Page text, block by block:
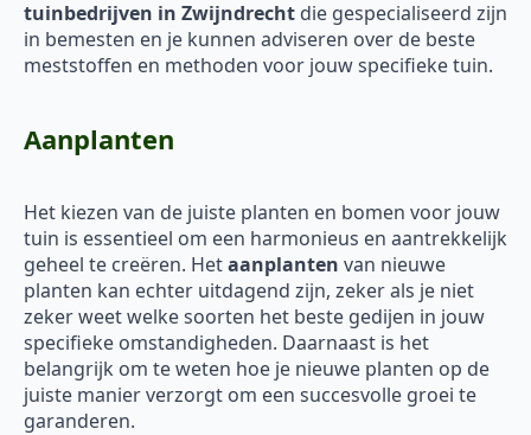
tuinbedrijven in Zwijndrecht die gespecialiseerd zijn
in bemesten en je kunnen adviseren over de beste
meststoffen en methoden voor jouw specifieke tuin.
Aanplanten
Het kiezen van de juiste planten en bomen voor jouw
tuin is essentieel om een harmonieus en aantrekkelijk
geheel te creëren. Hetaanplanten van nieuwe
planten kan echter uitdagend zijn, zeker als je niet
zeker weet welke soorten het beste gedijen in jouw
specifieke omstandigheden. Daarnaast is het
belangrijk om te weten hoe je nieuwe planten op de
juiste manier verzorgt om een succesvolle groei te
garanderen.